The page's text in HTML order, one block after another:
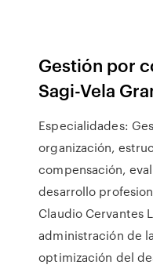
Gestión por
Sagi-Vela
Especialidades:
organización,
compensación,
desarrollo
Claudio Cervantes
administración de
optimización del